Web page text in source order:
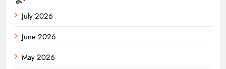
July 2026
June 2026
May 2026